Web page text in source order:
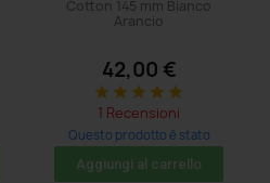
Cotton 145 mm Bianco
Arancio
42,00 €
star star star star star
1 Recensioni
Questo prodotto è stato
acquistato: 8 volte
Aggiungi al carrello